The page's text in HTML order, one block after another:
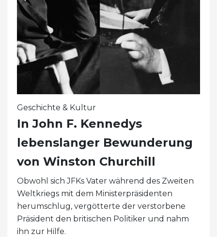
Geschichte & Kultur
In John F. Kennedys
lebenslanger Bewunderung
von Winston Churchill
Obwohl sich JFKs Vater während des Zweiten
Weltkriegs mit dem Ministerpräsidenten
herumschlug, vergötterte der verstorbene
Präsident den britischen Politiker und nahm
ihn zur Hilfe.